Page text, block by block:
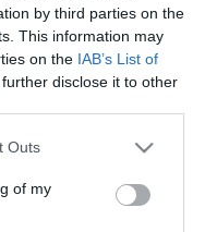
by third parties on the
This information may
on the IAB’s List of
disclose it to other
Outs
of my